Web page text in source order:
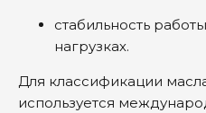
стабильность
нагрузках.
Для классификации
используется